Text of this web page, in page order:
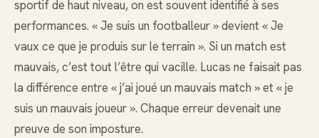
sportif de haut niveau, on est souvent identifié à ses
performances. « Je suis un footballeur » devient « Je
vaux ce que je produis sur le terrain ». Si un match est
mauvais, c’est tout l’être qui vacille. Lucas ne faisait pas
la différence entre « j’ai joué un mauvais match » et « je
suis un mauvais joueur ». Chaque erreur devenait une
preuve de son imposture.